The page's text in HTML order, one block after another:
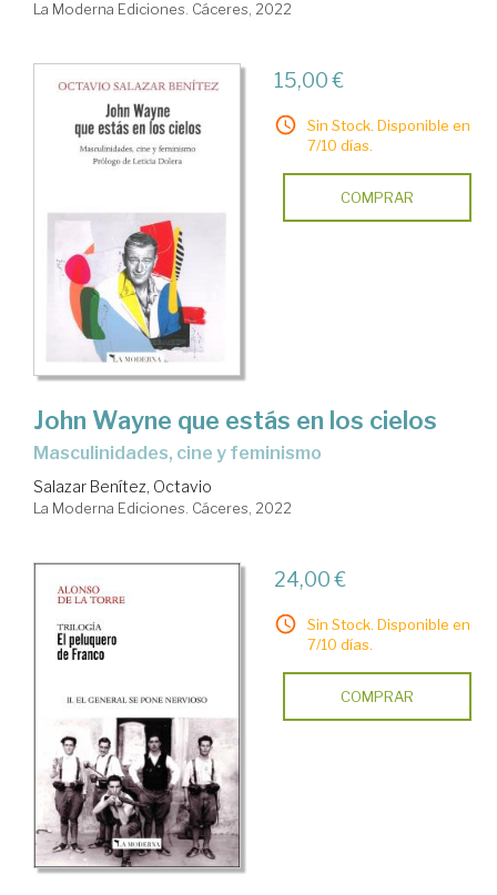
La Moderna Ediciones. Cáceres, 2022
15,00 €
Sin Stock. Disponible en
7/10 días.
COMPRAR
John Wayne que estás en los cielos
masculinidades, cine y feminismo
Salazar Benítez, Octavio
La Moderna Ediciones. Cáceres, 2022
24,00 €
Sin Stock. Disponible en
7/10 días.
COMPRAR